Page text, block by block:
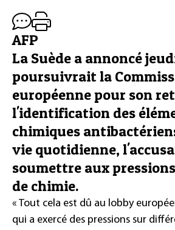
AFP
La Suède a annoncé
poursuivrait la
européenne pour son
l'identification des
chimiques
vie quotidienne,
soumettre aux
de chimie.
« Tout cela est dû au lobby
qui a exercé des pressions sur